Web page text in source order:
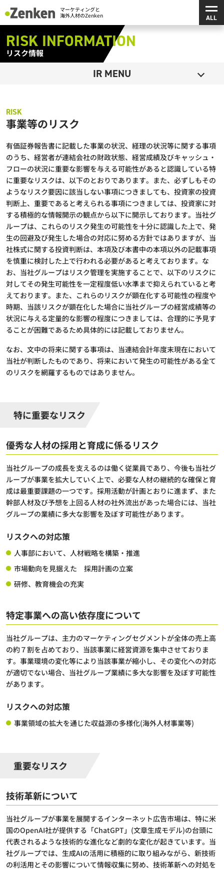
メインコンテンツにスキップ
マーケティングと海外人材のZenken
メ
RISK INFORMATION
リスク情報
IR MENU
事業等のリスク
有価証券報告書に記載した事業の状況、経理の状況等に関する事項
のうち、経営者が連結会社の財政状態、経営成績及びキャッシュ・
フローの状況に重要な影響を与える可能性があると認識している特
に重要なリスクは、以下のとおりであります。また、必ずしもその
ようなリスク要因に該当しない事項につきましても、投資家の投資
判断上、重要であると考えられる事項につきましては、投資家に対
する積極的な情報開示の観点から以下に開示しております。当社グ
ループは、これらのリスク発生の可能性を十分に認識した上で、発
生の回避及び発生した場合の対応に努める方針ではありますが、当
社株式に関する投資判断は、本項及び本書中の本項以外の記載事項
を慎重に検討した上で行われる必要があると考えております。な
お、当社グループはリスク管理を実施することで、以下のリスクに
対してその発生可能性を一定程度低い水準まで抑えられていると考
えております。また、これらのリスクが顕在化する可能性の程度や
時期、当該リスクが顕在化した場合に当社グループの経営成績等の
状況に与える定量的な影響の程度につきましては、合理的に予見す
ることが困難であるため具体的には記載しておりません。
なお、文中の将来に関する事項は、当連結会計年度末現在において
当社が判断したものであり、将来において発生の可能性がある全て
のリスクを網羅するものではありません。
特に重要なリスク
優秀な人材の採用と育成に係るリスク
当社グループの成長を支えるのは働く従業員であり、今後も当社グ
ループが事業を拡大していく上で、必要な人材の継続的な確保と育
成は最重要課題の一つです。採用活動が計画とおりに進まず、また
幹部人材及び予想を上回る人材の社外流出があった場合には、当社
グループの業績に多大な影響を及ぼす可能性があります。
リスクへの対応策
人事部において、人材戦略を構築・推進
市場動向を見据えた 採用計画の立案
研修、教育機会の充実
特定事業への高い依存度について
当社グループは、主力のマーケティングセグメントが全体の売上高
の約７割を占めており、当該事業に経営資源を集中させておりま
す。事業環境の変化等により当該事業が縮小し、その変化への対応
が適切でない場合、当社グループ業績に多大な影響を及ぼす可能性
があります。
リスクへの対応策
事業領域の拡大を通じた収益源の多様化(海外人材事業等)
重要なリスク
技術革新について
当社グループが事業を展開するインターネット広告市場は、特に米
国のOpenAI社が提供する「ChatGPT」(文章生成モデル)の台頭に
代表されるような技術的な進化など劇的な変化が起きています。当
社グループでは、生成AIの活用に積極的に取り組みながら、新技術
の利活用とその影響について情報収集に努め、技術革新への対処を